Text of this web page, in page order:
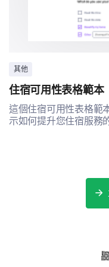
整體滿意度
我們快完成了。只是
體驗和改善建議。
總體而言，您對講
其他
住宿可用性表格範本
這個住宿可用性表格範
示如何提升您住宿服務